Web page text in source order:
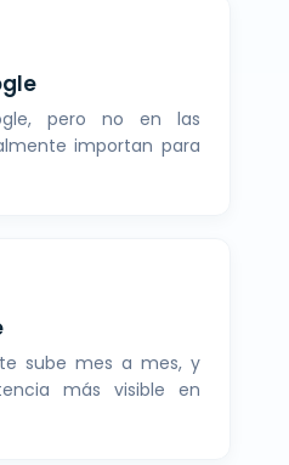
pero no en las
importan para
sube mes a mes, y
más visible en